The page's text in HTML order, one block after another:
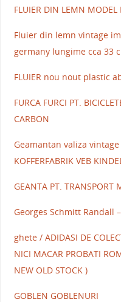
FLUIER DIN LEMN MODEL
Fluier din lemn vintage
germany lungime cca 33
FLUIER nou nout plastic
FURCA FURCI PT.
CARBON
Geamantan valiza vintage
KOFFERFABRIK VEB
GEANTA PT. TRANSPORT
Georges Schmitt Randall –
ghete / ADIDASI DE
NICI MACAR PROBATI
NEW OLD STOCK )
GOBLEN GOBLENURI